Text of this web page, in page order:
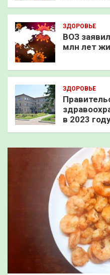
ЗДОРОВЬЕ
ВОЗ
млн лет
ЗДОРОВЬЕ
в 2023